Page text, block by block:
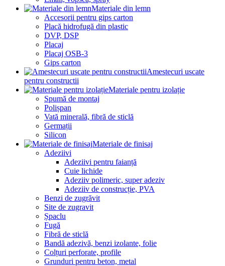
Materiale din lemn
Accesorii pentru gips carton
Placă hidrofugă din plastic
DVP, DSP
Placaj
Placaj OSB-3
Gips carton
Amestecuri uscate
pentru constructii
Materiale pentru izolație
Spumă de montaj
Polișpan
Vată minerală, fibră de sticlă
Germații
Silicon
Materiale de finisaj
Adeziivi
Adeziivi pentru faianță
Cuie lichide
Adeziiv polimeric, super adeziv
Adeziiv de construcție, PVA
Benzi de zugrăvit
Site de zugravit
Șpaclu
Fugă
Fibră de sticlă
Bandă adezivă, benzi izolante, folie
Colțuri perforate, profile
Grunduri pentru beton, metal